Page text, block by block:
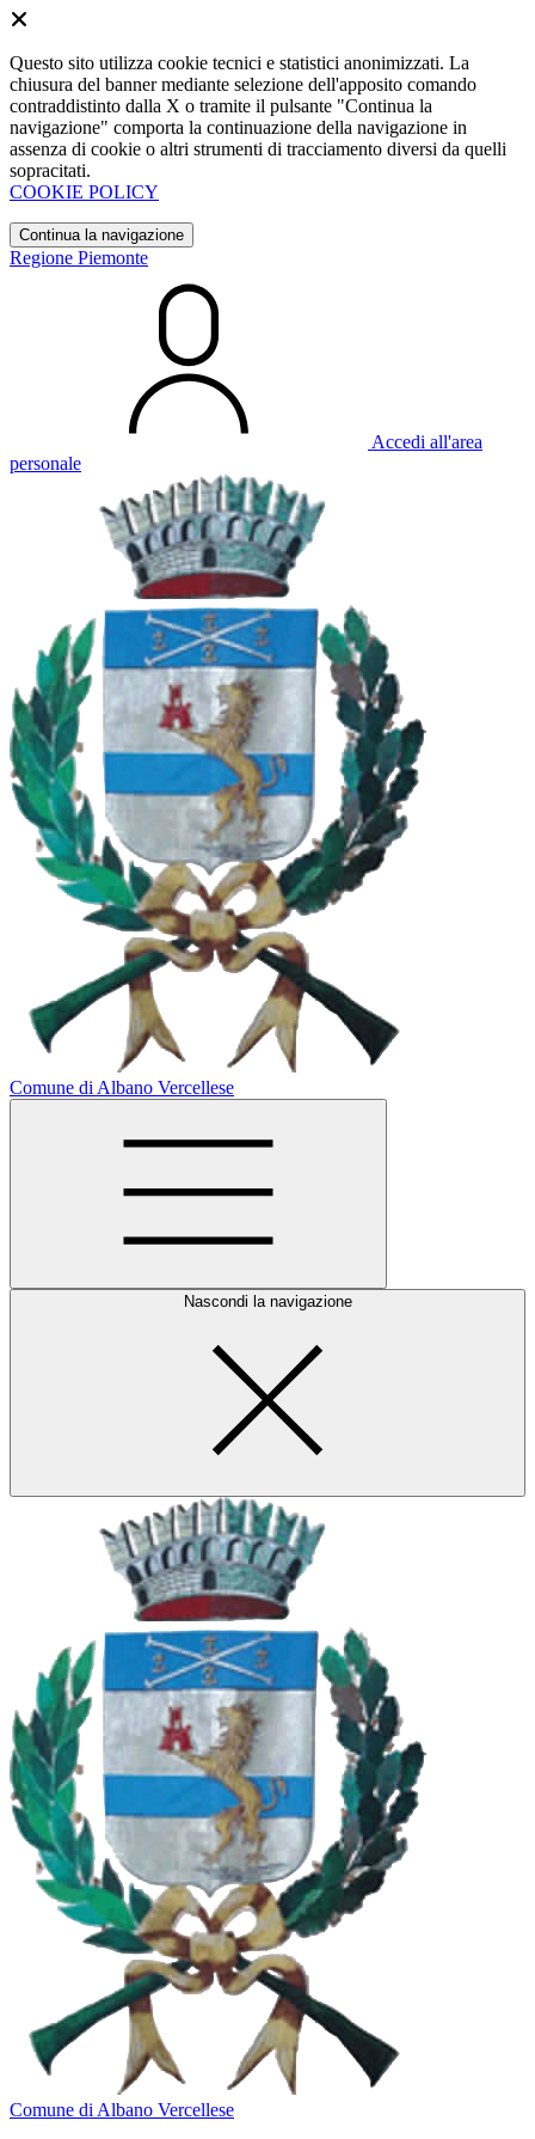
Questo sito utilizza cookie tecnici e statistici anonimizzati. La
chiusura del banner mediante selezione dell'apposito comando
contraddistinto dalla X o tramite il pulsante "Continua la
navigazione" comporta la continuazione della navigazione in
assenza di cookie o altri strumenti di tracciamento diversi da quelli
sopracitati.
COOKIE POLICY
Continua la navigazione
Regione Piemonte
Accedi all'area
personale
Comune di Albano Vercellese
Nascondi la navigazione
Comune di Albano Vercellese